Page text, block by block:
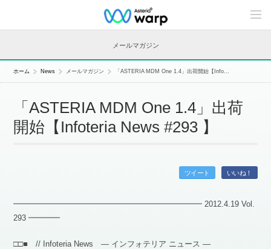
C
n
n
メールマガジン
ホーム News メールマガジン 「ASTERIA MDM One 1.4」出荷開始【Info...
「ASTERIA MDM One 1.4」出荷
開始【Infoteria News #293 】
ツイート いいね！
━━━━━━━━━━━━━━━━━━━━━━━━ 2012.4.19 Vol.
293 ━━━━
□□■ // Infoteria News — インフォテリア ニュース —